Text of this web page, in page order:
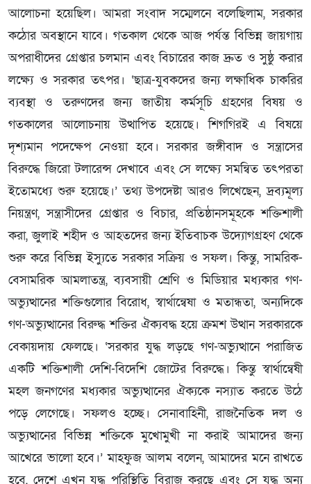
আলোচনা হয়েছিল। আমরা সংবাদ সম্মেলনে বলেছিলাম, সরকার
কঠোর অবস্থানে যাবে। গতকাল থেকে আজ পর্যন্ত বিভিন্ন জায়গায়
অপরাধীদের গ্রেপ্তার চলমান এবং বিচারের কাজ দ্রুত ও সুষ্ঠু করার
লক্ষ্যে ও সরকার তৎপর। ‘ছাত্র-যুবকদের জন্য লক্ষাধিক চাকরির
ব্যবস্থা ও তরুণদের জন্য জাতীয় কর্মসূচি গ্রহণের বিষয় ও
গতকালের আলোচনায় উত্থাপিত হয়েছে। শিগগিরই এ বিষয়ে
দৃশ্যমান পদেক্ষেপ নেওয়া হবে। সরকার জঙ্গীবাদ ও সন্ত্রাসের
বিরুদ্ধে জিরো টলারেন্স দেখাবে এবং সে লক্ষ্যে সমন্বিত তৎপরতা
ইতোমধ্যে শুরু হয়েছে।’ তথ্য উপদেষ্টা আরও লিখেছেন, দ্রব্যমূল্য
নিয়ন্ত্রণ, সন্ত্রাসীদের গ্রেপ্তার ও বিচার, প্রতিষ্ঠানসমূহকে শক্তিশালী
করা, জুলাই শহীদ ও আহতদের জন্য ইতিবাচক উদ্যোগগ্রহণ থেকে
শুরু করে বিভিন্ন ইস্যুতে সরকার সক্রিয় ও সফল। কিন্তু, সামরিক-
বেসামরিক আমলাতন্ত্র, ব্যবসায়ী শ্রেণি ও মিডিয়ার মধ্যকার গণ-
অভ্যুত্থানের শক্তিগুলোর বিরোধ, স্বার্থান্বেষা ও মতান্ধতা, অন্যদিকে
গণ-অভ্যুত্থানের বিরুদ্ধ শক্তির ঐক্যবদ্ধ হয়ে ক্রমশ উত্থান সরকারকে
বেকায়দায় ফেলছে। ‘সরকার যুদ্ধ লড়ছে গণ-অভ্যুত্থানে পরাজিত
একটি শক্তিশালী দেশি-বিদেশি জোটের বিরুদ্ধে। কিন্তু স্বার্থান্বেষী
মহল জনগণের মধ্যকার অভ্যুত্থানের ঐক্যকে নস্যাত করতে উঠে
পড়ে লেগেছে। সফলও হচ্ছে। সেনাবাহিনী, রাজনৈতিক দল ও
অভ্যুত্থানের বিভিন্ন শক্তিকে মুখোমুখী না করাই আমাদের জন্য
আখেরে ভালো হবে।’ মাহফুজ আলম বলেন, আমাদের মনে রাখতে
হবে, দেশে এখন যুদ্ধ পরিস্থিতি বিরাজ করছে এবং সে যুদ্ধ অন্য